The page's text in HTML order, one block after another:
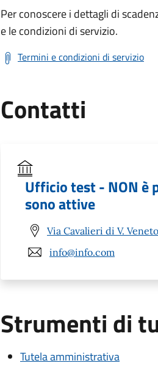
Per conoscere i dettagli di
e le condizioni di servizio.
Termini e condizioni di servizio
Contatti
Ufficio test - NON è
sono attive
Via Cavalieri di V.
info@info.com
Strumenti di
Tutela amministrativa